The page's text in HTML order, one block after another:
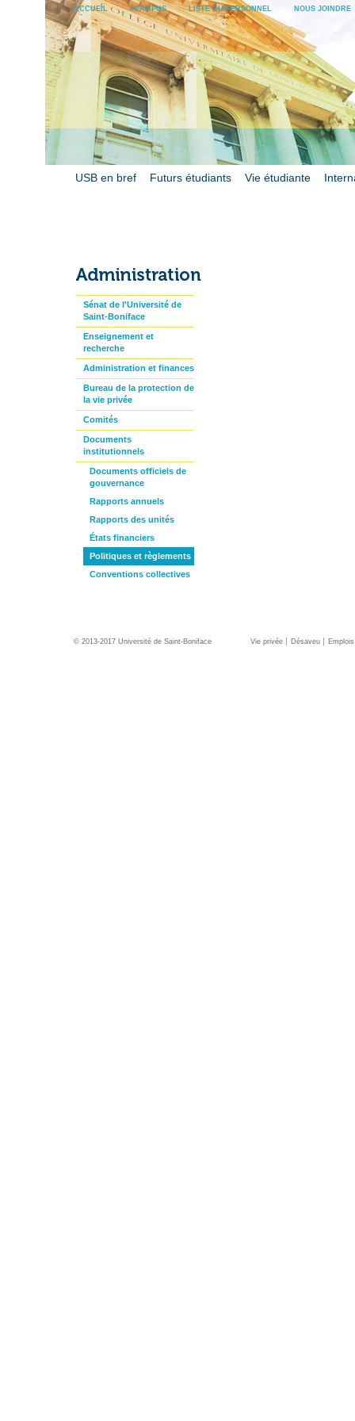
ACCUEIL eCAMPUS LISTE DU PERSONNEL NOUS JOINDRE
USB en bref Futurs étudiants Vie étudiante
Sénat de l'Université de
Saint-Boniface
Enseignement et
recherche
Administration et finances
Bureau de la protection de
la vie privée
Comités
Documents
institutionnels
Documents officiels de
gouvernance
Rapports annuels
Rapports des unités
États financiers
Politiques et règlements
Conventions collectives
© 2013-2017 Université de Saint-Boniface Vie privée Désaveu Emplois